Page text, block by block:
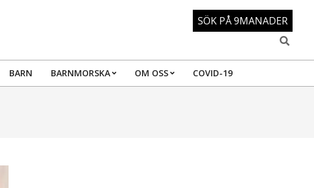
SÖK PÅ 9MANADER
Search
BARN BARNMORSKA OM OSS COVID-19